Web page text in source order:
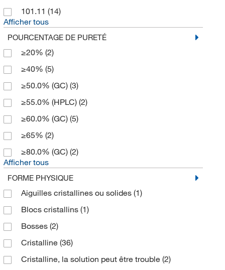
101.11 (14)
Afficher tous
POURCENTAGE DE PURETÉ
≥20% (2)
≥40% (5)
≥50.0% (GC) (3)
≥55.0% (HPLC) (2)
≥60.0% (GC) (5)
≥65% (2)
≥80.0% (GC) (2)
Afficher tous
FORME PHYSIQUE
Aiguilles cristallines ou solides (1)
Blocs cristallins (1)
Bosses (2)
Cristalline (36)
Cristalline, la solution peut être trouble (2)